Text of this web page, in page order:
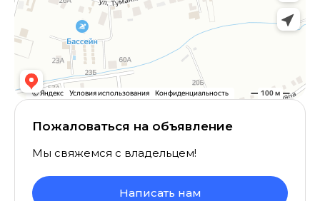
Пожаловаться на объявление
Мы свяжемся с владельцем!
Написать нам